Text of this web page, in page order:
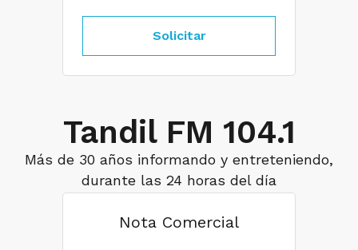
Solicitar
Tandil FM 104.1
Más de 30 años informando y entreteniendo,
durante las 24 horas del día
Nota Comercial